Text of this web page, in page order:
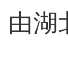
由湖